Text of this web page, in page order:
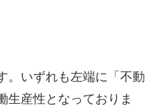
。いずれも左端に「不動
生産性となっておりま